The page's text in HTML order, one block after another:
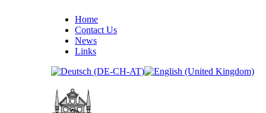
Home
Contact Us
News
Links